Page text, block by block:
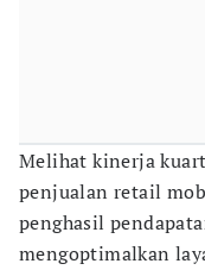
Melihat kinerja
penjualan retail
penghasil
mengoptimalkan